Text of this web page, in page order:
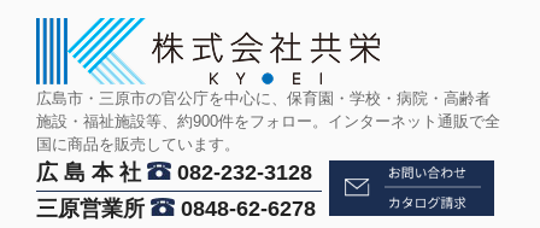
広島市・三原市の官公庁を中心に、保育園・学校・病院・高齢者
施設・福祉施設等、約900件をフォロー。インターネット通販で全
国に商品を販売しています。
広 島 本 社
082-232-3128
三原営業所
0848-62-6278